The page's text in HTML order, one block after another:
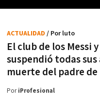
El club de los Messi
suspendió todas
muerte del padre
ACTUALIDAD / Por luto
PoriProfesional